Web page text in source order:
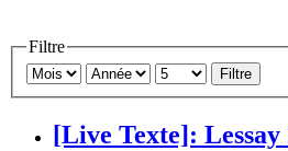
Filtre
Filtre
[Live Texte]: Lessay